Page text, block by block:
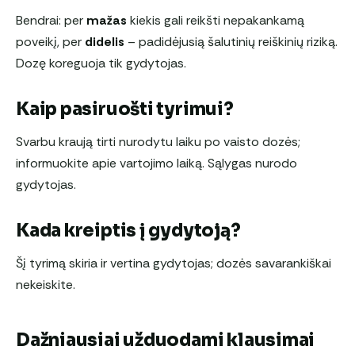
Bendrai: per mažas kiekis gali reikšti nepakankamą
poveikį, per didelis – padidėjusią šalutinių reiškinių riziką.
Dozę koreguoja tik gydytojas.
Kaip pasiruošti tyrimui?
Svarbu kraują tirti nurodytu laiku po vaisto dozės;
informuokite apie vartojimo laiką. Sąlygas nurodo
gydytojas.
Kada kreiptis į gydytoją?
Šį tyrimą skiria ir vertina gydytojas; dozės savarankiškai
nekeiskite.
Dažniausiai užduodami klausimai